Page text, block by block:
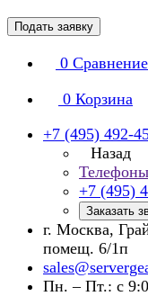
Подать заявку
0 Сравнение
0 Корзина
+7 (495) 492-
Назад
Телефоны
+7 (495)
Заказать
г. Москва,
помещ. 6/1п
Пн. – Пт.: с